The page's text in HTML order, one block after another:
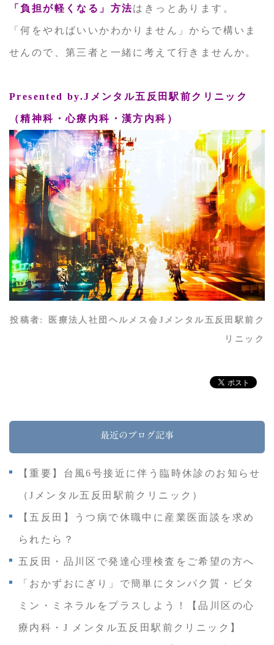
「負担が軽くなる」方法はきっとあります。
「何をやればいいかわかりません」からで構いま
せんので、第三者と一緒に考えて行きませんか。
Presented by.Jメンタル五反田駅前クリニック
（精神科・心療内科・漢方内科）
投稿者: 医療法人社団ヘルメス会Jメンタル五反田駅前ク
リニック
最近のブログ記事
【重要】台風6号接近に伴う臨時休診のお知らせ
（Jメンタル五反田駅前クリニック）
【五反田】うつ病で休職中に産業医面談を求め
られたら？
五反田・品川区で発達心理検査をご希望の方へ
「おかずおにぎり」で簡単にタンパク質・ビタ
ミン・ミネラルをプラスしよう！【品川区の心
療内科・J メンタル五反田駅前クリニック】